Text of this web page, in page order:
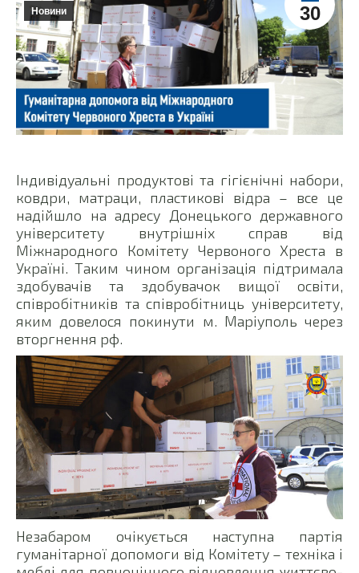
30
Новини
Індивідуальні продуктові та гігієнічні набори,
ковдри, матраци, пластикові відра – все це
надійшло на адресу Донецького державного
університету внутрішніх справ від
Міжнародного Комітету Червоного Хреста в
Україні. Таким чином організація підтримала
здобувачів та здобувачок вищої освіти,
співробітників та співробітниць університету,
яким довелося покинути м. Маріуполь через
вторгнення рф.
Незабаром очікується наступна партія
гуманітарної допомоги від Комітету – техніка і